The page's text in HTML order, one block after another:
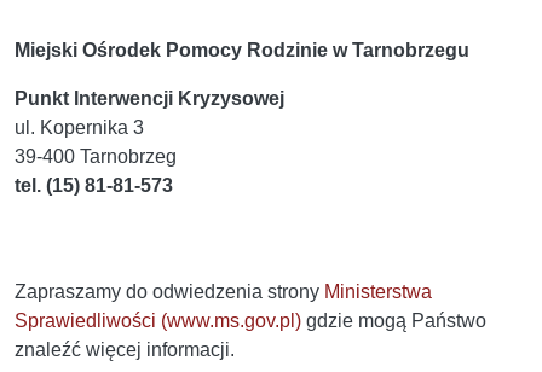
Miejski Ośrodek Pomocy Rodzinie w Tarnobrzegu
Punkt Interwencji Kryzysowej
ul. Kopernika 3
39-400 Tarnobrzeg
tel. (15) 81-81-573
Zapraszamy do odwiedzenia strony Ministerstwa
Sprawiedliwości (www.ms.gov.pl) gdzie mogą Państwo
znaleźć więcej informacji.